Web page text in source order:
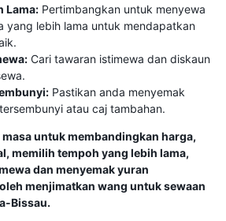
Lama: Pertimbangkan untuk menyewa
yang lebih lama untuk mendapatkan
Cari tawaran istimewa dan diskaun
Pastikan anda menyemak
atau caj tambahan.
untuk membandingkan harga,
memilih tempoh yang lebih lama,
dan menyemak yuran
menjimatkan wang untuk sewaan
Bissau.